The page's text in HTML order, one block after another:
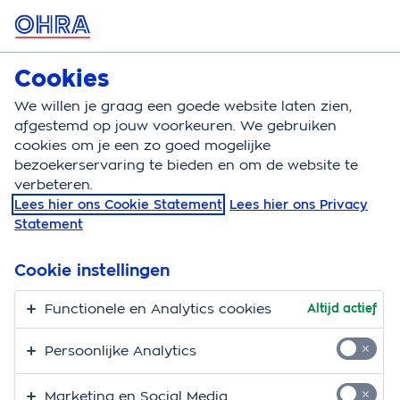
MENU
Klantenservice
Klantenservice Mijn OHRA
Mijn OHRA: eenvoudig
en snel zelf alles
regelen voor je
verzekeringen
Eenvoudig en snel zelf alles regelen voor je
verzekeringen? Dat kan in Mijn OHRA. En met je OHRA
Cookies
We willen je graag een goede website laten zien,
afgestemd op jouw voorkeuren. We gebruiken
cookies om je een zo goed mogelijke
bezoekerservaring te bieden en om de website te
verbeteren.
Lees hier ons Cookie Statement Lees hier ons Privacy
Statement
Cookie instellingen
Functionele en Analytics cookies Altijd actief
Persoonlijke Analytics
Marketing en Social Media